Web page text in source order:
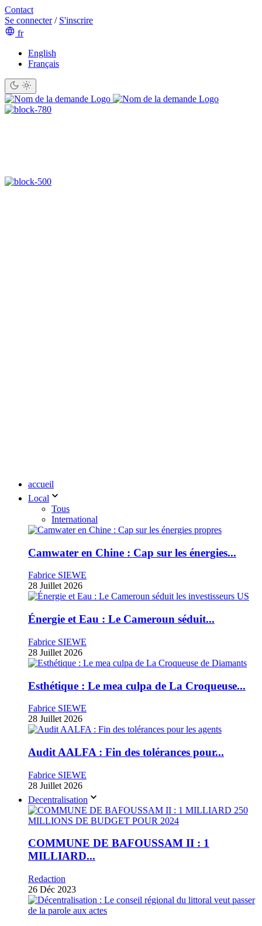
Contact
Se connecter / S'inscrire
fr
English
Français
accueil
Local
Tous
International
Camwater en Chine : Cap sur les énergies...
Fabrice SIEWE
28 Juillet 2026
Énergie et Eau : Le Cameroun séduit...
Fabrice SIEWE
28 Juillet 2026
Esthétique : Le mea culpa de La Croqueuse...
Fabrice SIEWE
28 Juillet 2026
Audit AALFA : Fin des tolérances pour...
Fabrice SIEWE
28 Juillet 2026
Decentralisation
COMMUNE DE BAFOUSSAM II : 1
MILLIARD...
Redaction
26 Déc 2023